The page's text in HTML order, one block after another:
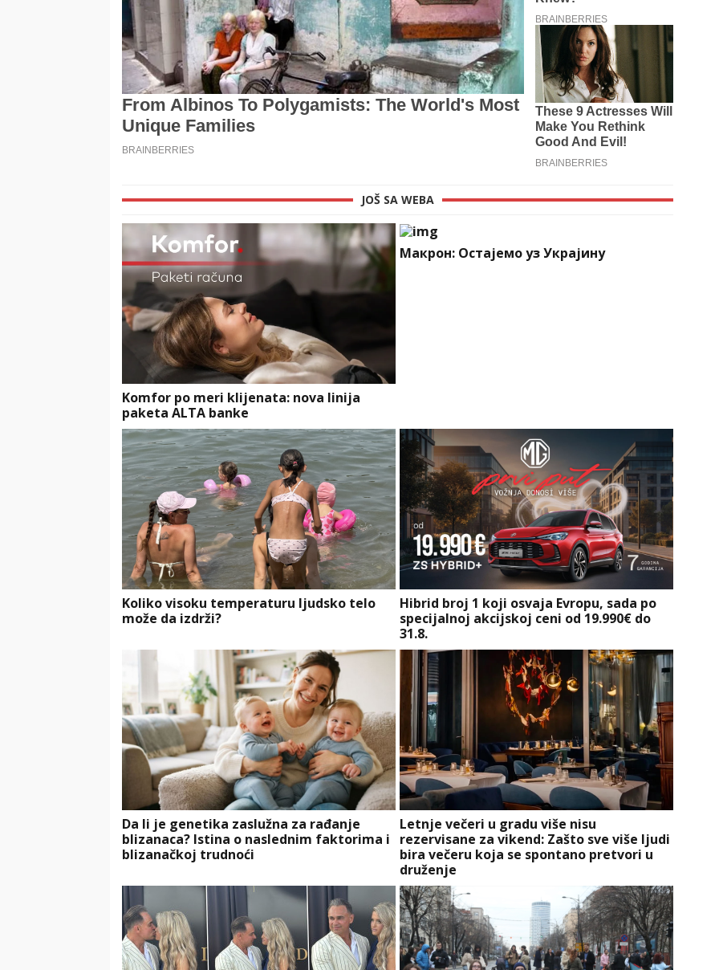
JOŠ SA WEBA
Komfor po meri klijenata: nova linija
paketa ALTA banke
Макрон: Остајемо уз Украјину
Koliko visoku temperaturu ljudsko telo
može da izdrži?
Hibrid broj 1 koji osvaja Evropu, sada po
specijalnoj akcijskoj ceni od 19.990€ do
31.8.
Da li je genetika zaslužna za rađanje
blizanaca? Istina o naslednim faktorima i
blizanačkoj trudnoći
Letnje večeri u gradu više nisu
rezervisane za vikend: Zašto sve više ljudi
bira večeru koja se spontano pretvori u
druženje